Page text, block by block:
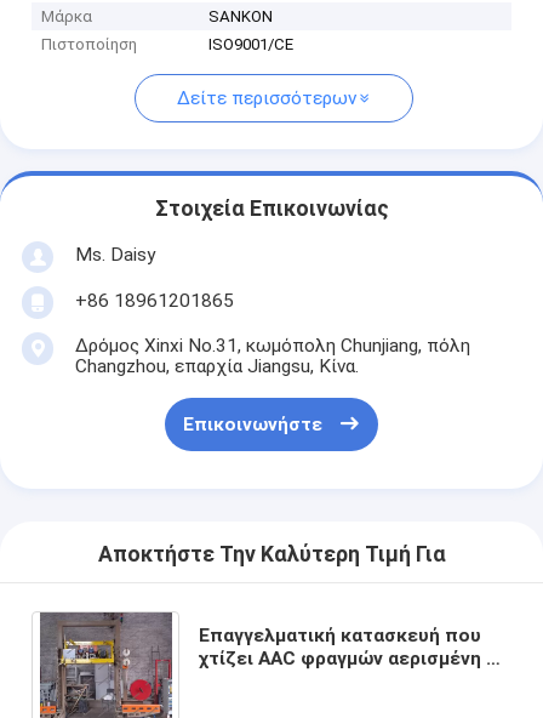
Μάρκα
SANKON
Πιστοποίηση
ISO9001/CE
Δείτε περισσότερων
Στοιχεία Επικοινωνίας
Ms. Daisy
+86 18961201865
Δρόμος Xinxi No.31, κωμόπολη Chunjiang, πόλη
Changzhou, επαρχία Jiangsu, Κίνα.
Επικοινωνήστε
Αποκτήστε Την Καλύτερη Τιμή Για
Επαγγελματική κατασκευή που
χτίζει AAC φραγμών αερισμένη τη